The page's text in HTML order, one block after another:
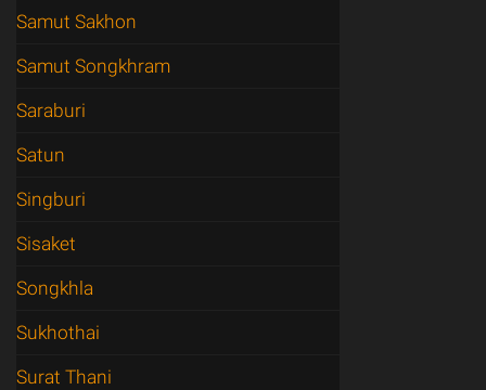
Samut Sakhon
Samut Songkhram
Saraburi
Satun
Singburi
Sisaket
Songkhla
Sukhothai
Surat Thani